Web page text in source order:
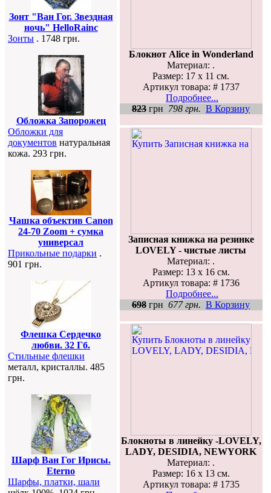
Зонт "Ван Гог. Звездная
ночь" HelloRainc
Зонты . 1748 грн.
Обложка Запорожец
Обложки для
документов натуральная
кожа. 293 грн.
Чашка объектив Canon
24-70 Zoom + сумка
универсал
Прикольные подарки .
901 грн.
Флешка Сердечко
любви. 32 Гб.
Стильные флешки
металл, кристаллы. 485
грн.
Шарф Ван Гог Ирисы.
Eterno
Шарфы, платки, шали
Блокнот Alice in Wonderland
Материал: .
Размер: 17 х 11 см.
Артикул товара: # 1737
Подробнее...
823 грн 798 грн. В Корзину
Записная книжка на резинке
LOVELY - чистые листы
Материал: .
Размер: 13 х 16 см.
Артикул товара: # 1736
Подробнее...
698 грн 677 грн. В Корзину
Блокноты в линейку -LOVELY,
LADY, DESIDIA, NEWYORK
Материал: .
Размер: 16 х 13 см.
Артикул товара: # 1735